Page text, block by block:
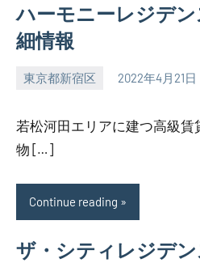
ハーモニーレジデ
細情報
東京都新宿区 2022年4月21日
SEZIMO
若松河田エリアに建つ高級
物 […]
Continue reading
ザ・シティレジデ